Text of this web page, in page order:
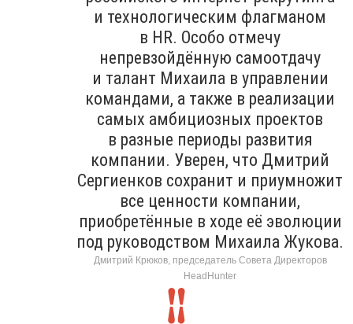
и технологическим флагманом
в HR. Особо отмечу
непревзойдённую самоотдачу
и талант Михаила в управлении
командами, а также в реализации
самых амбициозных проектов
в разные периоды развития
компании. Уверен, что Дмитрий
Сергиенков сохранит и приумножит
все ценности компании,
приобретённые в ходе её эволюции
под руководством Михаила Жукова.
Дмитрий Крюков, председатель Совета Директоров
HeadHunter